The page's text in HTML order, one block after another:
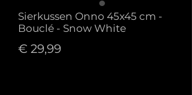
Sierkussen Onno 45x45 cm -
Bouclé - Snow White
€ 29,99